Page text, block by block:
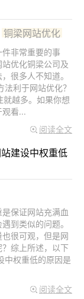
铜梁网站优化
非常重要的事
优化铜梁公司及
很多人不知道。
利于网站优化？
越多。如果你想
看...
阅读全文
建设中权重低
保证网站充满血
到类似的问题。
很可观，但是网
综上所述，以下
中权重低的原因是
阅读全文